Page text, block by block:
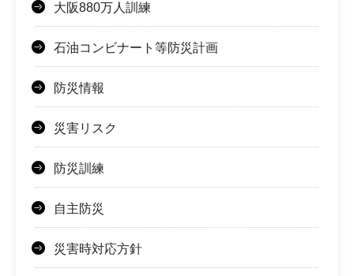
大阪880万人訓練
石油コンビナート等防災計画
防災情報
災害リスク
防災訓練
自主防災
災害時対応方針